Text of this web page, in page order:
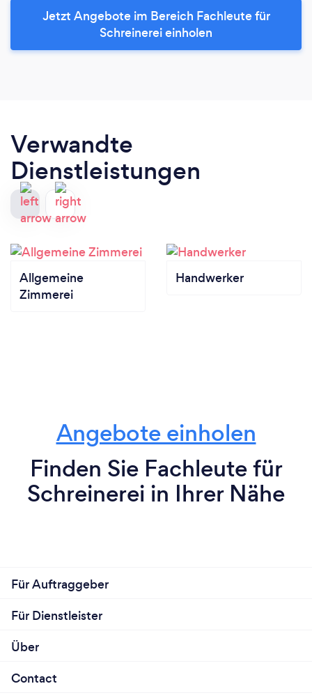
Jetzt Angebote im Bereich Fachleute für
Schreinerei einholen
Verwandte
Dienstleistungen
Allgemeine
Zimmerei
Handwerker
Angebote einholen
Finden Sie Fachleute für
Schreinerei in Ihrer Nähe
Für Auftraggeber
Für Dienstleister
Über
Contact